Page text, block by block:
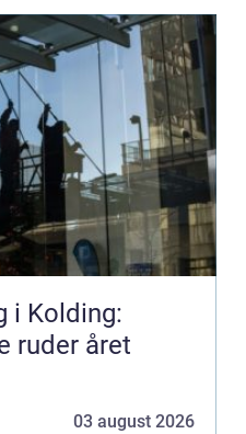
i Kolding:
ruder året
03 august 2026